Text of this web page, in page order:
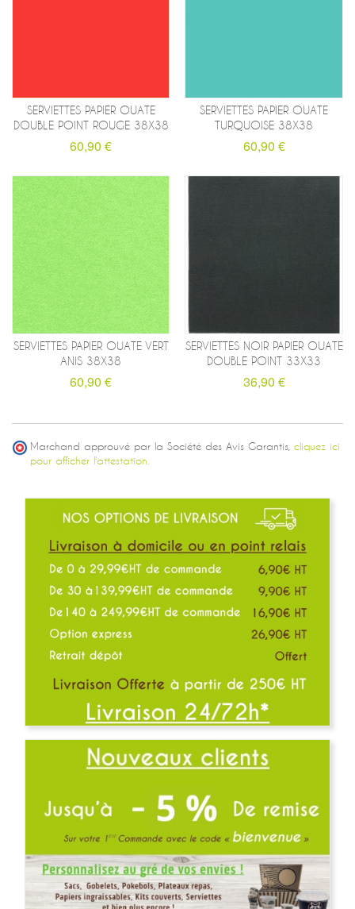
SERVIETTES PAPIER OUATE
DOUBLE POINT ROUGE 38X38
60,90 €
SERVIETTES PAPIER OUATE
TURQUOISE 38X38
60,90 €
SERVIETTES PAPIER OUATE VERT
ANIS 38X38
60,90 €
SERVIETTES NOIR PAPIER OUATE
DOUBLE POINT 33X33
36,90 €
Marchand approuvé par la Société des Avis Garantis, cliquez ici
pour afficher l'attestation.